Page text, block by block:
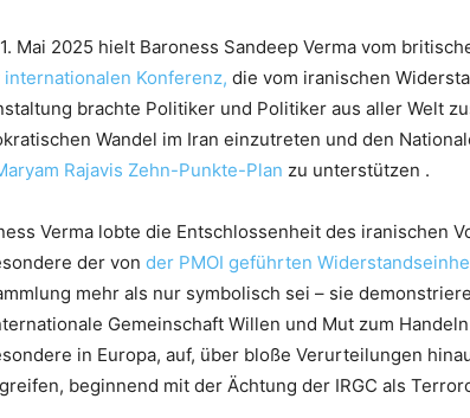
Mai 2025 hielt Baroness Sandeep Verma vom
internationalen Konferenz, die vom iranischen
brachte Politiker und Politiker aus aller Welt
Wandel im Iran einzutreten und den
Rajavis Zehn-Punkte-Plan zu unterstützen .
Verma lobte die Entschlossenheit des iranischen
der von der PMOI geführten
mehr als nur symbolisch sei – sie
Gemeinschaft Willen und Mut zum
in Europa, auf, über bloße Verurteilungen
beginnend mit der Ächtung der IRGC als